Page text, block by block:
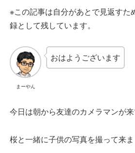
※この記事は自分があとで見返すた
録として残しています。
まーやん
おはようございます
今日は朝から友達のカメラマンが来
桜と一緒に子供の写真を撮って来ま